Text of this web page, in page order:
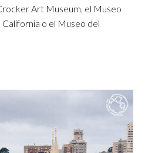
Art Museum, el Museo
o el Museo del